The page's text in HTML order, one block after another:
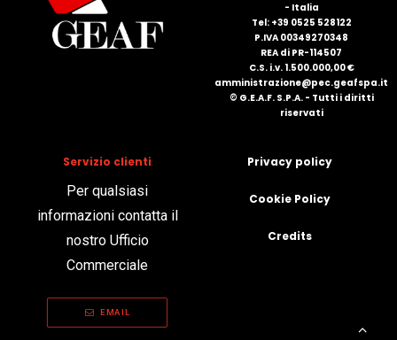
- Italia
Tel: +39 0525 528122
P.IVA 00349270348
REA di PR-114507
C.S. i.v. 1.500.000,00 €
amministrazione@pec.geafspa.it
© G.E.A.F. S.P.A. - Tutti i diritti
riservati
Servizio clienti
Per qualsiasi
informazioni contatta il
nostro Ufficio
Commerciale
EMAIL
Privacy policy
Cookie Policy
Credits